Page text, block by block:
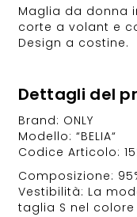
Maglia da donna
corte a volant e
Design a costine.
Dettagli del
Brand: ONLY
Modello: “BELIA“
Codice Articolo:
Composizione:
Vestibilità: La
taglia S nel colore